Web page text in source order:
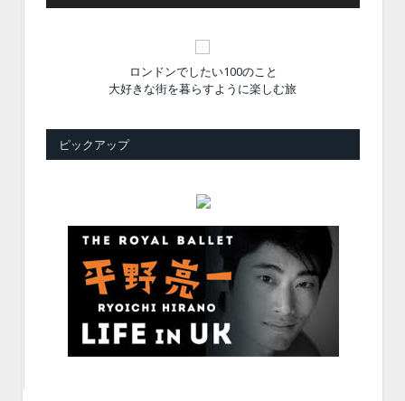
ロンドンでしたい100のこと
大好きな街を暮らすように楽しむ旅
ピックアップ